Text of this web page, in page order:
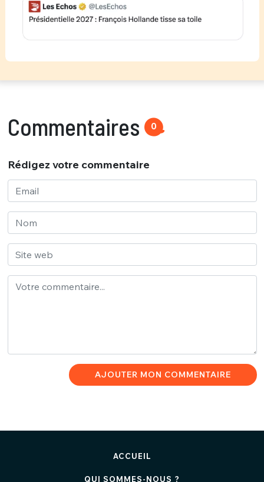
Commentaires 0
Rédigez votre commentaire
AJOUTER MON COMMENTAIRE
ACCUEIL
QUI SOMMES-NOUS ?